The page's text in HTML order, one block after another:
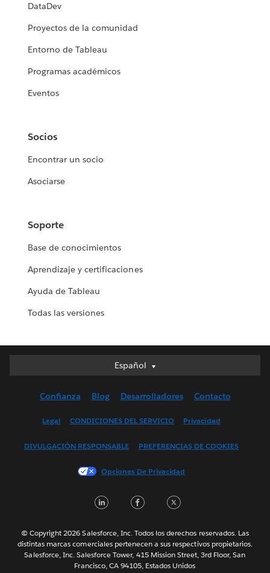
DataDev
Proyectos de la comunidad
Entorno de Tableau
Programas académicos
Eventos
Socios
Encontrar un socio
Asociarse
Soporte
Base de conocimientos
Aprendizaje y certificaciones
Ayuda de Tableau
Todas las versiones
Español
Español
English (UK)
Français (France)
한국어
Português
Svenska
ไทย
Confianza Blog Desarrolladores Contacto
Legal CONDICIONES DEL SERVICIO Privacidad
DIVULGACIÓN RESPONSABLE PREFERENCIAS DE COOKIES
Opciones De Privacidad
LinkedInFacebook
© Copyright 2026 Salesforce, Inc. Todos los derechos reservados. Las
distintas marcas comerciales pertenecen a sus respectivos propietarios.
Salesforce, Inc. Salesforce Tower, 415 Mission Street, 3rd Floor, San
Francisco, CA 94105, Estados Unidos